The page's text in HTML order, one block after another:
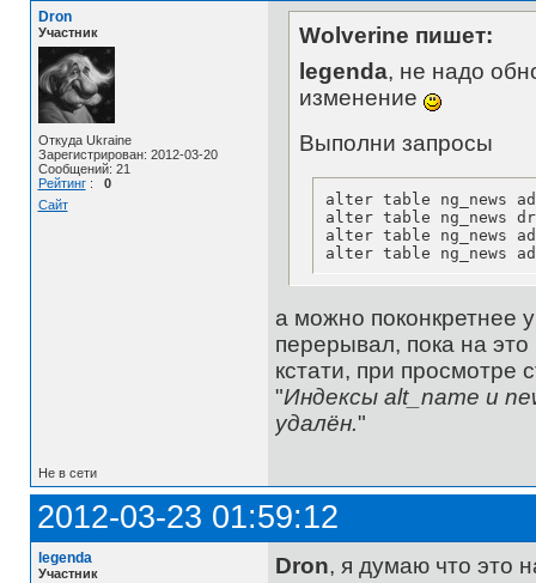
Dron
Участник
Откуда Ukraine
Зарегистрирован: 2012-03-20
Сообщений: 21
Рейтинг: 0
Сайт
Wolverine пишет:
legenda, не надо
изменение
Выполни запросы
alter table ng_news
alter table ng_news
alter table ng_news
alter table ng_news
а можно поконкретнее
перерывал, пока на это
кстати, при просмотре
"Индексы alt_name и
удалён."
Не в сети
2012-03-23 01:59:12
legenda
Участник Dron, я думаю что это